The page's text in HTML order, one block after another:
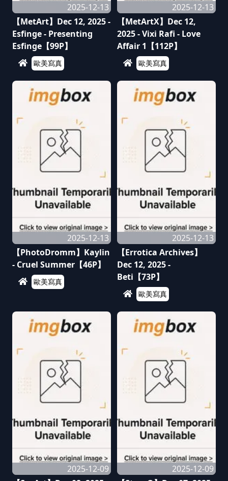
2025-12-13
【MetArt】Dec 12, 2025 -
Esfinge - Presenting
Esfinge【99P】
歐美寫真
2025-12-13
【MetArtX】Dec 12,
2025 - Vixi Rafi - Love
Affair 1【112P】
歐美寫真
2025-12-13
【PhotoDromm】Kaylin
- Cruel Summer【46P】
歐美寫真
2025-12-13
【Errotica Archives】
Dec 12, 2025 -
Beti【73P】
歐美寫真
2025-12-09
2025-12-09